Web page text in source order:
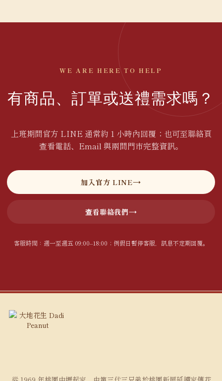
WE ARE HERE TO HELP
有商品、訂單或送禮需求嗎？
上班期間官方 LINE 通常約 1 小時內回覆；也可至聯絡頁
查看電話、Email 與兩間門市完整資訊。
加入官方 LINE
查看聯絡我們
客服時間：週一至週五 09:00–18:00；例假日暫停客服，訊息不定期回覆。